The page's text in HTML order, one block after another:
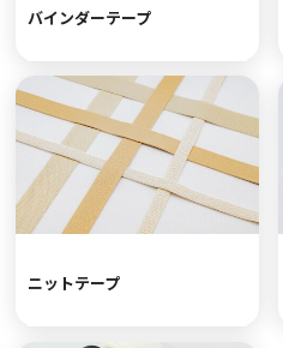
バインダーテープ
ニットテープ